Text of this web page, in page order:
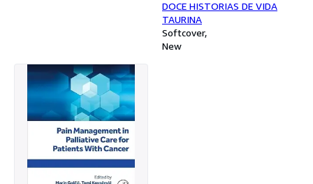
las gentes. Queremos ser una empresa con alma.
DOCE HISTORIAS DE VIDA
TAURINA
Softcover
New